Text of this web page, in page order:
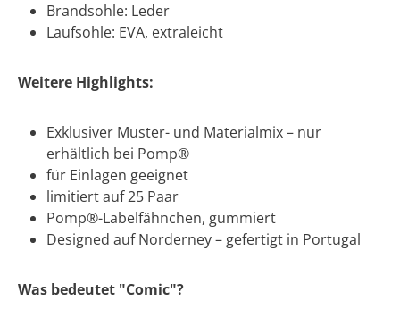
Brandsohle: Leder
Laufsohle: EVA, extraleicht
Weitere Highlights:
Exklusiver Muster- und Materialmix – nur
erhältlich bei Pomp®
für Einlagen geeignet
limitiert auf 25 Paar
Pomp®-Labelfähnchen, gummiert
Designed auf Norderney – gefertigt in Portugal
Was bedeutet "Comic"?